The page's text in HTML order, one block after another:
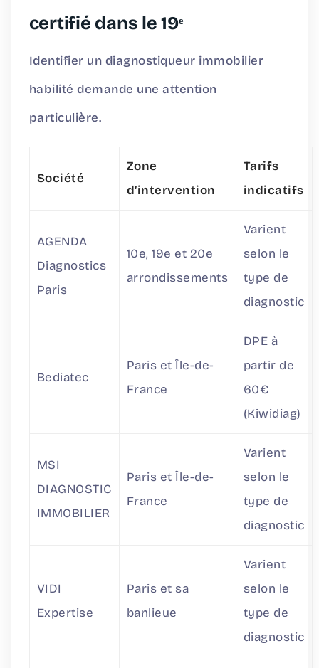
certifié dans le 19ᵉ
Identifier un diagnostiqueur immobilier
habilité demande une attention
particulière.
Société
Zone
d’intervention
Tarifs
indicatifs
AGENDA
Diagnostics
Paris
10e, 19e et 20e
arrondissements
Varient
selon le
type de
diagnostic
Bediatec
Paris et Île-de-
France
DPE à
partir de
60€
(Kiwidiag)
MSI
DIAGNOSTIC
IMMOBILIER
Paris et Île-de-
France
Varient
selon le
type de
diagnostic
VIDI
Expertise
Paris et sa
banlieue
Varient
selon le
type de
diagnostic